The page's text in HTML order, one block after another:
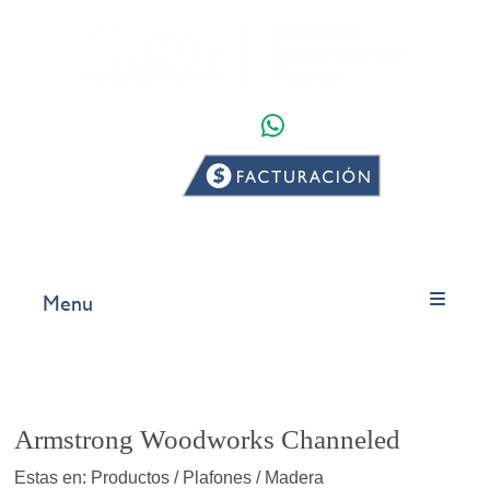
Menu
Armstrong Woodworks Channeled
Estas en: Productos / Plafones / Madera